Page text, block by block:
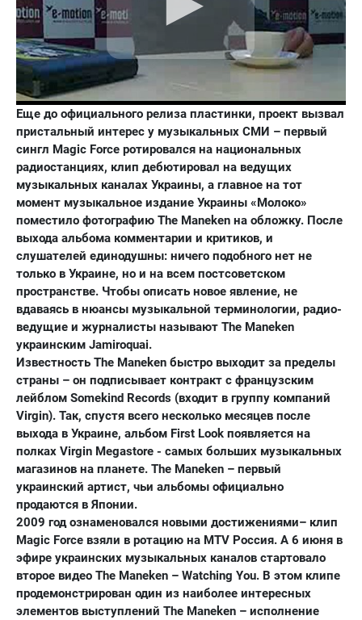
Еще до официального релиза пластинки, проект вызвал
пристальный интерес у музыкальных СМИ – первый
сингл Magic Force ротировался на национальных
радиостанциях, клип дебютировал на ведущих
музыкальных каналах Украины, а главное на тот
момент музыкальное издание Украины «Молоко»
поместило фотографию The Maneken на обложку. После
выхода альбома комментарии и критиков, и
слушателей единодушны: ничего подобного нет не
только в Украине, но и на всем постсоветском
пространстве. Чтобы описать новое явление, не
вдаваясь в нюансы музыкальной терминологии, радио-
ведущие и журналисты называют The Maneken
украинским Jamiroquai.
Известность The Maneken быстро выходит за пределы
страны – он подписывает контракт с французским
лейблом Somekind Records (входит в группу компаний
Virgin). Так, спустя всего несколько месяцев после
выхода в Украине, альбом First Look появляется на
полках Virgin Megastore - самых больших музыкальных
магазинов на планете. The Maneken – первый
украинский артист, чьи альбомы официально
продаются в Японии.
2009 год ознаменовался новыми достижениями– клип
Magic Force взяли в ротацию на MTV Россия. А 6 июня в
эфире украинских музыкальных каналов стартовало
второе видео The Maneken – Watching You. В этом клипе
продемонстрирован один из наиболее интересных
элементов выступлений The Maneken – исполнение